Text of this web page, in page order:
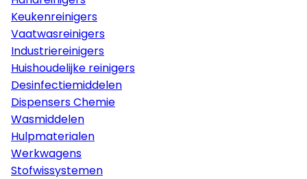
Keukenreinigers
Vaatwasreinigers
Industriereinigers
Huishoudelijke reinigers
Desinfectiemiddelen
Dispensers Chemie
Wasmiddelen
Hulpmaterialen
Werkwagens
Stofwissystemen